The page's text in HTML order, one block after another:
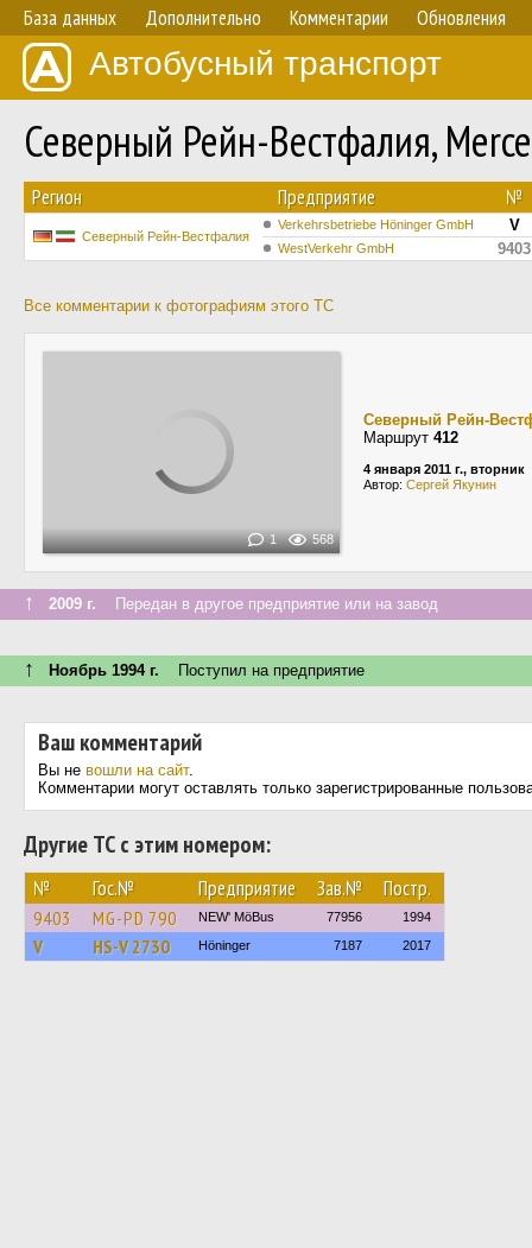
База данных Дополнительно Комментарии Обновления
Автобусный транспорт
Северный Рейн-Вестфалия,
Регион Предприятие №
Северный Рейн-Вестфалия
Verkehrsbetriebe Höninger GmbH V
WestVerkehr GmbH 9403
Все комментарии к фотографиям этого ТС
1 568
Северный Рейн-
Маршрут 412
4 января 2011 г., вторник
Автор: Сергей Якунин
↑ 2009 г. Передан в другое предприятие или на завод
↑ Ноябрь 1994 г. Поступил на предприятие
Ваш комментарий
Вы не вошли на сайт.
Комментарии могут оставлять только зарегистрированные
Другие ТС с этим номером:
№ Гос.№ Предприятие Зав.№ Постр.
9403 MG-PD 790 NEW' MöBus 77956 1994
V HS-V 2730 Höninger 7187 2017